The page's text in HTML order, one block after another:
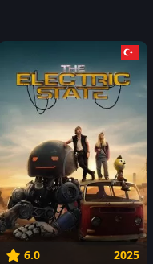
6.0 2025